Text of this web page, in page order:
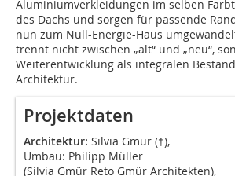
Aluminiumverkleidungen im selben
des Dachs und sorgen für passende
nun zum Null-Energie-Haus
trennt nicht zwischen „alt“ und „neu“,
Weiterentwicklung als integralen
Architektur.
Projektdaten
Architektur: Silvia Gmür (†),
Umbau: Philipp Müller
(Silvia Gmür Reto Gmür Architekten),